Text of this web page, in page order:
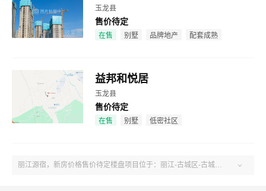
效果图
玉龙县
售价待定
在售 别墅 品牌地产 配套成熟
益邦和悦居
玉龙县
售价待定
在售 别墅 低密社区
丽江源宿，新房价格售价待定楼盘项目位于：丽江-古城区-古城区丽江古城区祥和东路北路与团山南路的交汇处。户型1室、建面26-42㎡。了解更多楼盘售楼电话、房价、户型、绿化率、周边配套、产权、物业、开发商等丽江源宿楼盘信息，关注吉屋丽江丽江源宿！ 